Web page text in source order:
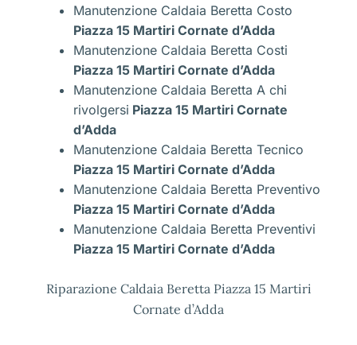
Manutenzione Caldaia Beretta Costo
Piazza 15 Martiri Cornate d’Adda
Manutenzione Caldaia Beretta Costi
Piazza 15 Martiri Cornate d’Adda
Manutenzione Caldaia Beretta A chi
rivolgersi Piazza 15 Martiri Cornate
d’Adda
Manutenzione Caldaia Beretta Tecnico
Piazza 15 Martiri Cornate d’Adda
Manutenzione Caldaia Beretta Preventivo
Piazza 15 Martiri Cornate d’Adda
Manutenzione Caldaia Beretta Preventivi
Piazza 15 Martiri Cornate d’Adda
Riparazione Caldaia Beretta Piazza 15 Martiri
Cornate d’Adda